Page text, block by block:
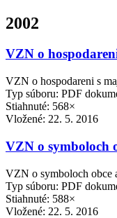
2002
VZN o
VZN o hospodareni s
Typ súboru: PDF
Stiahnuté: 568×
Vložené: 22. 5. 2016
VZN o symboloch
VZN o symboloch obce
Typ súboru: PDF
Stiahnuté: 588×
Vložené: 22. 5. 2016